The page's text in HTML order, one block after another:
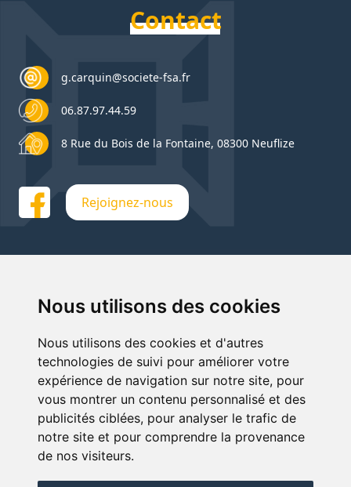
Nous utilisons des cookies
Nous utilisons des cookies et d'autres
technologies de suivi pour améliorer votre
expérience de navigation sur notre site, pour
vous montrer un contenu personnalisé et des
publicités ciblées, pour analyser le trafic de
notre site et pour comprendre la provenance
de nos visiteurs.
Contact
g.carquin@societe-fsa.fr
06.87.97.44.59
8 Rue du Bois de la Fontaine, 08300 Neuflize
Rejoignez-nous